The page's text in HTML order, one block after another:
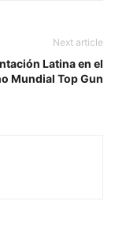
Next article
Latina en el
Mundial Top Gun